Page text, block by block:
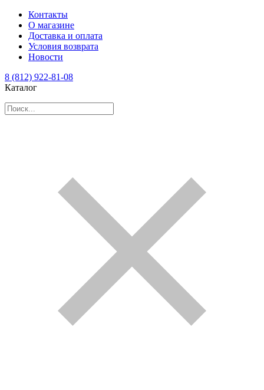
Контакты
О магазине
Доставка и оплата
Условия возврата
Новости
8 (812) 922-81-08
Каталог